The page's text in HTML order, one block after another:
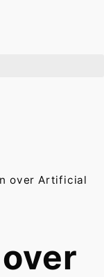
over Artificial